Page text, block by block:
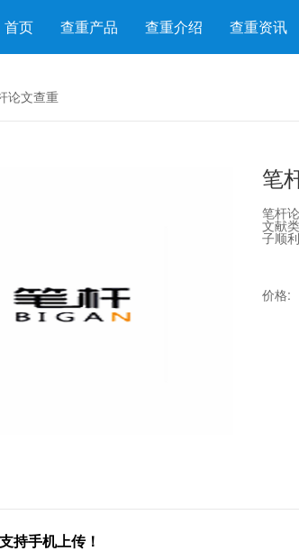
首页 查重产品 查重介绍 查重资讯
论文查重
笔
笔杆
文献
子顺
价格:
持手机上传！